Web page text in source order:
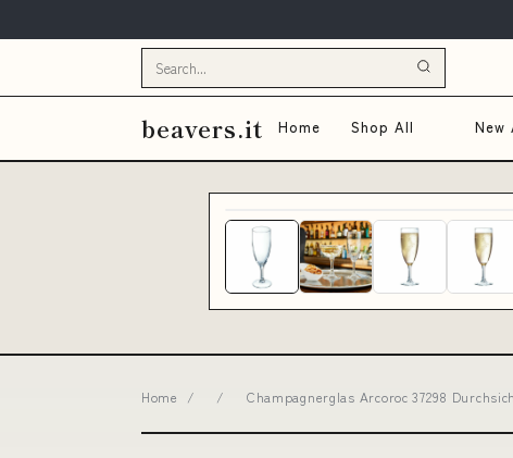
beavers.it Home Shop All New
Home / / Champagnerglas Arcoroc 37298